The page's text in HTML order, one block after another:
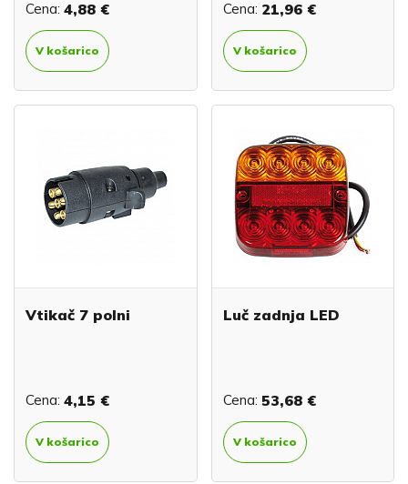
Cena: 4,88 €
V košarico
Cena: 21,96 €
V košarico
Vtikač 7 polni
Cena: 4,15 €
V košarico
Luč zadnja LED
Cena: 53,68 €
V košarico